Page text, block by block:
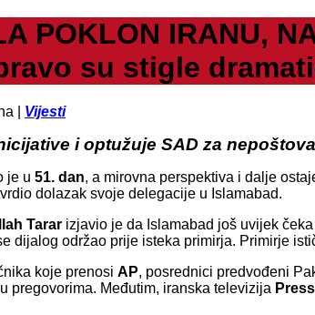
POKLON IRANU,
su stigle
| Vijesti
i optužuje SAD za
je u 51. dan, a mirovna perspektiva i dalje
dolazak svoje delegacije u Islamabad.
Tarar izjavio je da Islamabad još uvijek
dijalog održao prije isteka primirja. Primirje
koje prenosi AP, posrednici predvođeni
pregovorima. Međutim, iranska televizija